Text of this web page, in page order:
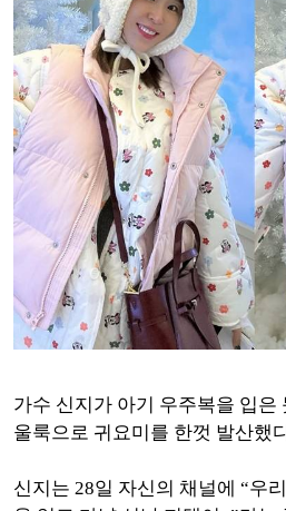
가수 신지가 아기 우주복을 입은
울룩으로 귀요미를 한껏 발산했
신지는 28일 자신의 채널에 “우